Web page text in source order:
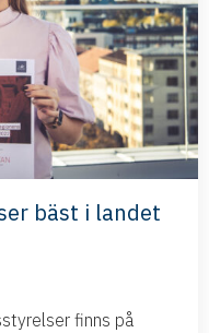
bäst i landet
finns på